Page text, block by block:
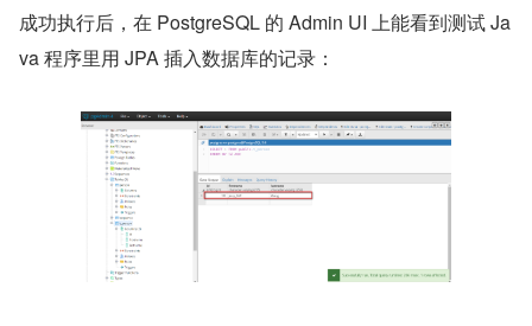
成功执行后，在 PostgreSQL 的 Admin UI 上能看到测试 Ja
va 程序里用 JPA 插入数据库的记录：